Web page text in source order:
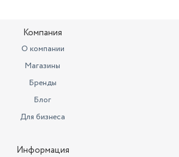
черный
Компания
О компании
Магазины
Бренды
Блог
Для бизнеса
Информация